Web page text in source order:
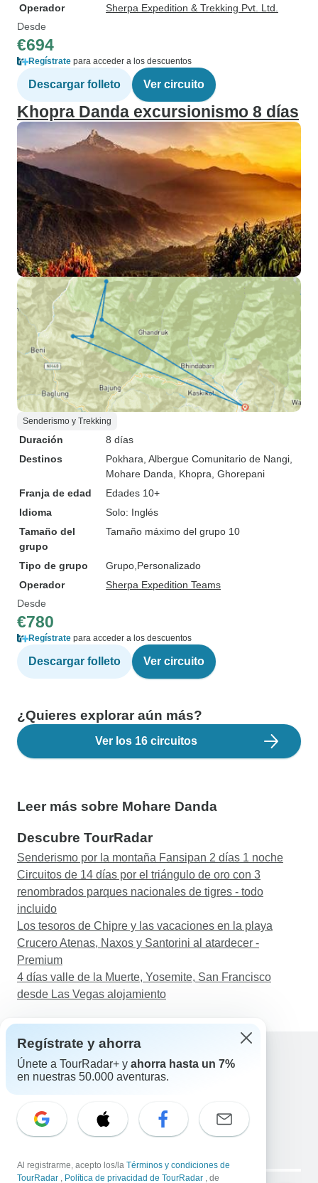
Operador
Sherpa Expedition & Trekking Pvt. Ltd.
Desde
€694
Regístrate para acceder a los descuentos
Descargar folleto Ver circuito
Khopra Danda excursionismo 8 días
Senderismo y Trekking
Duración
8 días
Destinos
Pokhara , Albergue Comunitario de Nangi
Mohare Danda , Khopra , Ghorepani
Franja de edad
Edades 10+
Idioma
Solo: Inglés
Tamaño del
grupo
Tamaño máximo del grupo 10
Tipo de grupo Grupo Personalizado
Operador
Sherpa Expedition Teams
Desde
€780
Regístrate para acceder a los descuentos
Descargar folleto Ver circuito
¿Quieres explorar aún más?
Ver los 16 circuitos
Leer más sobre Mohare Danda
Descubre TourRadar
Senderismo por la montaña Fansipan 2 días 1 noche
Circuitos de 14 días por el triángulo de oro con 3
renombrados parques nacionales de tigres - todo
incluido
Los tesoros de Chipre y las vacaciones en la playa
Crucero Atenas, Naxos y Santorini al atardecer -
Premium
4 días valle de la Muerte, Yosemite, San Francisco
desde Las Vegas alojamiento
Ayuda
Correo electrónico: support@tourradar.com
Selecciona el idioma
Copyright © TourRadar. Todos los derechos reservados.
Regístrate y ahorra
Únete a TourRadar+ y ahorra hasta un 7%
en nuestras 50.000 aventuras.
Al registrarme, acepto los/la Términos y condiciones de
TourRadar , Política de privacidad de TourRadar , de